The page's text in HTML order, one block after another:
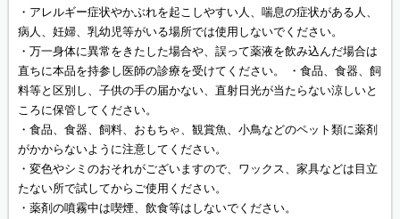
・アレルギー症状やかぶれを起こしやすい人、喘息の症状がある人、
病人、妊婦、乳幼児等がいる場所では使用しないでください。
・万一身体に異常をきたした場合や、誤って薬液を飲み込んだ場合は
直ちに本品を持参し医師の診療を受けてください。 ・食品、食器、飼
料等と区別し、子供の手の届かない、直射日光が当たらない涼しいと
ころに保管してください。
・食品、食器、飼料、おもちゃ、観賞魚、小鳥などのペット類に薬剤
がかからないように注意してください。
・変色やシミのおそれがございますので、ワックス、家具などは目立
たない所で試してからご使用ください。
・薬剤の噴霧中は喫煙、飲食等はしないでください。